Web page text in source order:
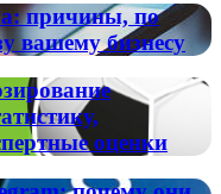
причины, по
вашему бизнесу
оценки